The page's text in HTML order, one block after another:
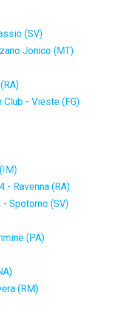
(SV)
Jonico (MT)
Club - Vieste (FG)
- Ravenna (RA)
- Spotorno (SV)
(PA)
(RM)